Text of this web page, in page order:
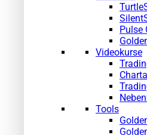
Pulse
Videokurse
Tools